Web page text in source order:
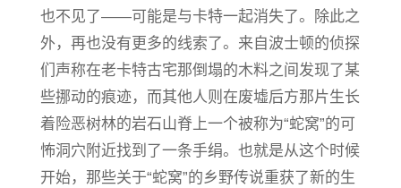
也不见了——可能是与卡特一起消失了。除此之
外，再也没有更多的线索了。来自波士顿的侦探
们声称在老卡特古宅那倒塌的木料之间发现了某
些挪动的痕迹，而其他人则在废墟后方那片生长
着险恶树林的岩石山脊上一个被称为“蛇窝”的可
怖洞穴附近找到了一条手绢。也就是从这个时候
开始，那些关于“蛇窝”的乡野传说重获了新的生